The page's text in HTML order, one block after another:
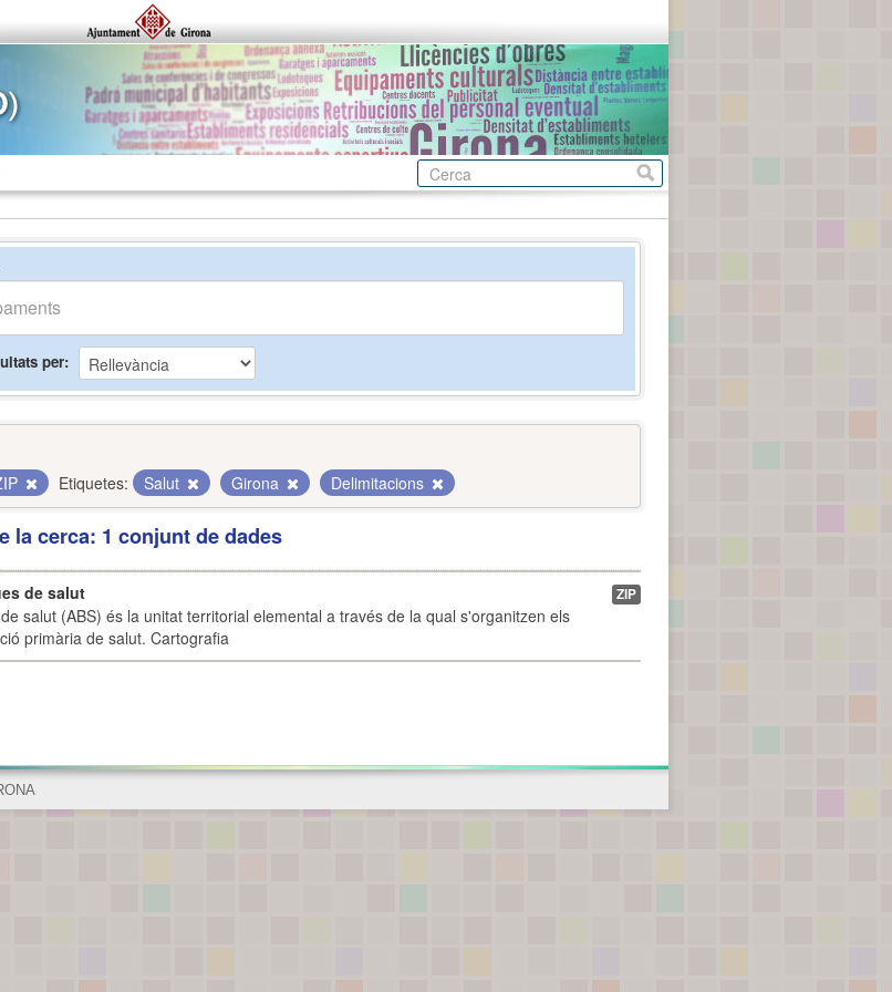
per
Etiquetes: Salut Girona Delimitacions
la cerca: 1 conjunt de dades
de salut
salut (ABS) és la unitat territorial elemental a través de la qual s'organitzen els
primària de salut. Cartografia
ZIP